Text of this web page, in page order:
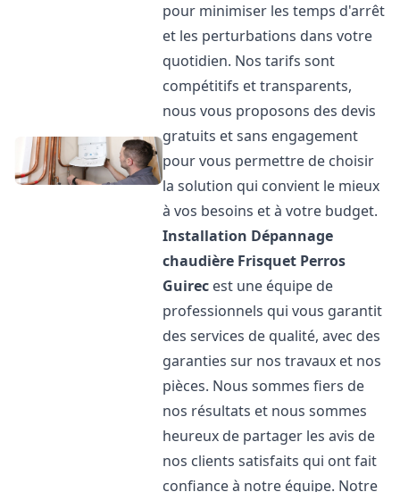
pour minimiser les temps d'arrêt
et les perturbations dans votre
quotidien. Nos tarifs sont
compétitifs et transparents,
nous vous proposons des devis
gratuits et sans engagement
pour vous permettre de choisir
la solution qui convient le mieux
à vos besoins et à votre budget.
Installation Dépannage
chaudière Frisquet Perros
Guirec est une équipe de
professionnels qui vous garantit
des services de qualité, avec des
garanties sur nos travaux et nos
pièces. Nous sommes fiers de
nos résultats et nous sommes
heureux de partager les avis de
nos clients satisfaits qui ont fait
confiance à notre équipe. Notre